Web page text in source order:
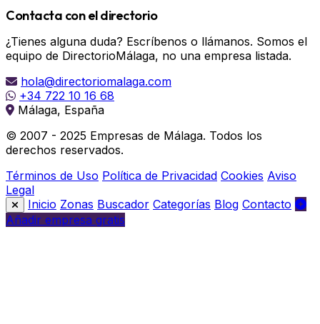
Contacta con el directorio
¿Tienes alguna duda? Escríbenos o llámanos. Somos el
equipo de DirectorioMálaga, no una empresa listada.
hola@directoriomalaga.com
+34 722 10 16 68
Málaga, España
© 2007 - 2025 Empresas de Málaga. Todos los
derechos reservados.
Términos de Uso Política de Privacidad Cookies Aviso
Legal
Inicio Zonas Buscador Categorías Blog Contacto
Añadir empresa gratis